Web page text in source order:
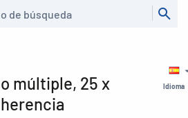
Idioma
múltiple, 25 x